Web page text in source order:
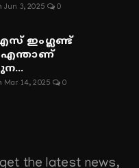
Jun 3, 2025 0
ഇംഗ്ലണ്ട്
എന്താണ്
Mar 14, 2025 0
the latest news,